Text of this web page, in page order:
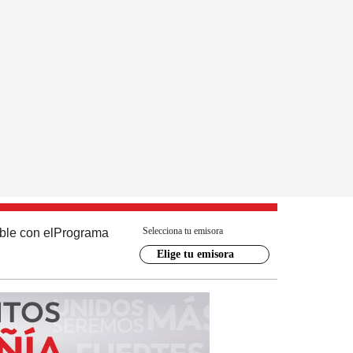
con el Programa Selecciona tu emisora
Elige tu emisora